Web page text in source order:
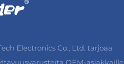
Electronics Co., Ltd. tarjoaa